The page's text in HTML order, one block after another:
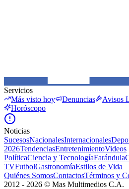
Servicios
Más visto hoy
Denuncias Avisos
Horóscopo
Noticias
SucesosNacionalesInternacionales
2026TendenciasEntretenimientoVideos
PolíticaCiencia y TecnologíaFarándula
TVFutbolGastronomíaEstilos de Vida
Quiénes SomosContactosTérminos y
2012 - 2026 © Mas Multimedios C.A.